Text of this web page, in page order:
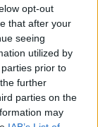
opt-out
that after your
seeing
utilized by
prior to
further
parties on the
may
Unió
-
bejelentés
épülő
jött létre.